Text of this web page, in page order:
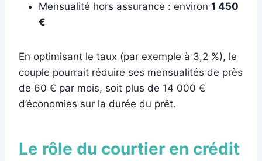
Mensualité hors assurance : environ 1 450
€
En optimisant le taux (par exemple à 3,2 %), le
couple pourrait réduire ses mensualités de près
de 60 € par mois, soit plus de 14 000 €
d’économies sur la durée du prêt.
Le rôle du courtier en crédit